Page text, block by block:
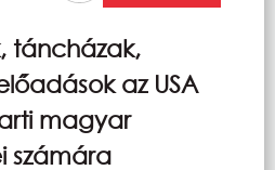
táncházak,
az USA
magyar
számára